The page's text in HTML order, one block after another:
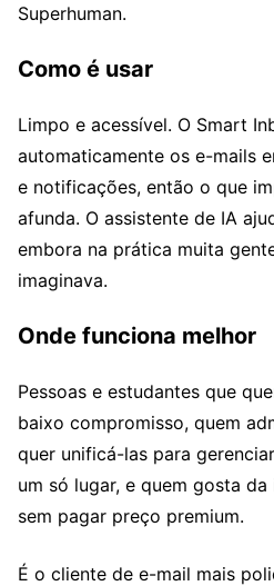
Superhuman.
Como é usar
Limpo e acessível. O Smart
automaticamente os e-mails
e notificações, então o que
afunda. O assistente de IA
embora na prática muita
imaginava.
Onde funciona melhor
Pessoas e estudantes que
baixo compromisso, quem
quer unificá-las para
um só lugar, e quem gosta
sem pagar preço premium.
É o cliente de e-mail mais